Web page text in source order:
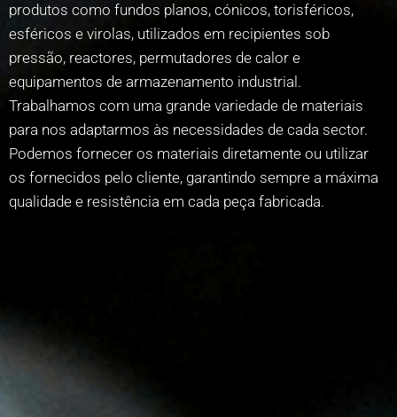
produtos como fundos planos, cónicos, torisféricos,
esféricos e virolas, utilizados em recipientes sob
pressão, reactores, permutadores de calor e
equipamentos de armazenamento industrial.
Trabalhamos com uma grande variedade de materiais
para nos adaptarmos às necessidades de cada sector.
Podemos fornecer os materiais diretamente ou utilizar
os fornecidos pelo cliente, garantindo sempre a máxima
qualidade e resistência em cada peça fabricada.